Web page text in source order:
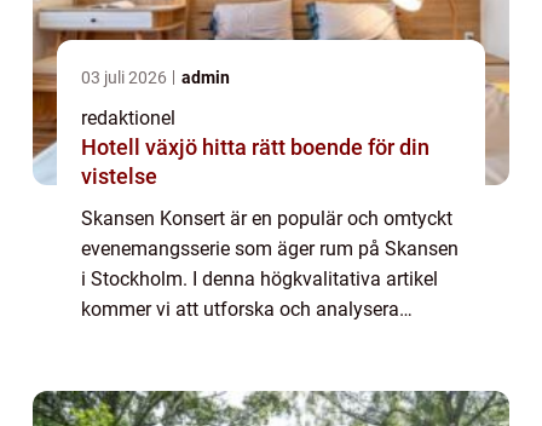
03 juli 2026 admin
redaktionel
Hotell växjö hitta rätt boende för din
vistelse
Skansen Konsert är en populär och omtyckt
evenemangsserie som äger rum på Skansen
i Stockholm. I denna högkvalitativa artikel
kommer vi att utforska och analysera
denn...